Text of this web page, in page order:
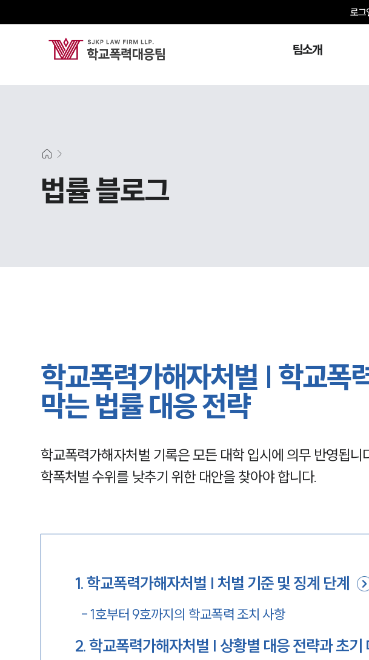
로그
팀소개
법률 블로그
학교폭력가해자처벌 | 학교폭
막는 법률 대응 전략
학교폭력가해자처벌 기록은 모든 대학 입시에 의무 반영됩
학폭처벌 수위를 낮추기 위한 대안을 찾아야 합니다.
1.학교폭력가해자처벌 | 처벌 기준 및 징계 단계
-1호부터 9호까지의 학교폭력 조치 사항
2.학교폭력가해자처벌 | 상황별 대응 전략과 초기